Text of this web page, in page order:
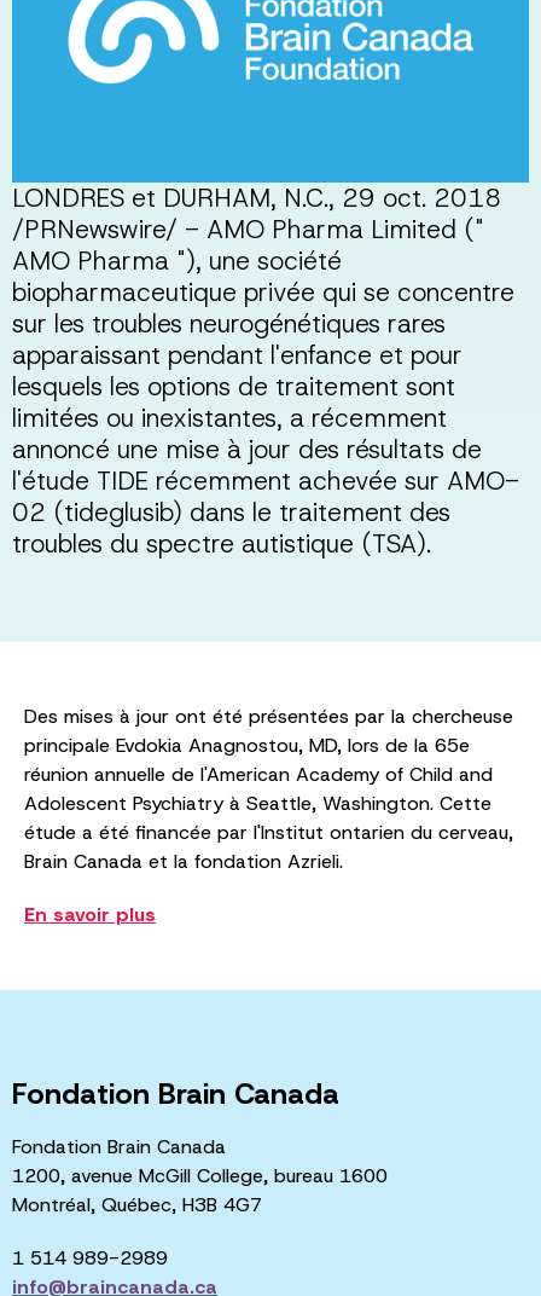
LONDRES et DURHAM, N.C., 29 oct. 2018
/PRNewswire/ - AMO Pharma Limited ("
AMO Pharma "), une société
biopharmaceutique privée qui se concentre
sur les troubles neurogénétiques rares
apparaissant pendant l'enfance et pour
lesquels les options de traitement sont
limitées ou inexistantes, a récemment
annoncé une mise à jour des résultats de
l'étude TIDE récemment achevée sur AMO-
02 (tideglusib) dans le traitement des
troubles du spectre autistique (TSA).
Des mises à jour ont été présentées par la chercheuse
principale Evdokia Anagnostou, MD, lors de la 65e
réunion annuelle de l'American Academy of Child and
Adolescent Psychiatry à Seattle, Washington. Cette
étude a été financée par l'Institut ontarien du cerveau,
Brain Canada et la fondation Azrieli.
En savoir plus
Fondation Brain Canada
Fondation Brain Canada
1200, avenue McGill College, bureau 1600
Montréal, Québec, H3B 4G7
1 514 989-2989
info@braincanada.ca